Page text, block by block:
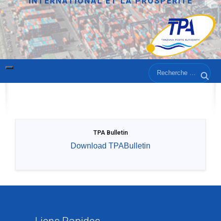
Rechercher
TPA Bulletin
TPA Bulletin
Download TPABulletin